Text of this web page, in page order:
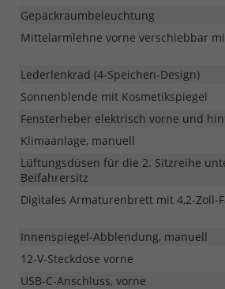
Gepäckraumbeleuchtung
Mittelarmlehne vorne verschiebbar
Lederlenkrad (4-Speichen-Design)
Sonnenblende mit Kosmetikspiegel
Fensterheber elektrisch vorne und
Klimaanlage, manuell
Lüftungsdüsen für die 2. Sitzreihe
Beifahrersitz
Digitales Armaturenbrett mit 4,2-Zoll-
Innenspiegel-Abblendung, manuell
12-V-Steckdose vorne
USB-C-Anschluss, vorne